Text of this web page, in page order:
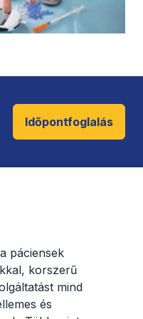
Időpontfoglalás
páciensek
korszerű
mind
és